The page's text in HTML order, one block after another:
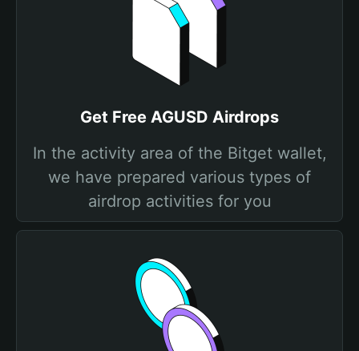
Get Free AGUSD Airdrops
In the activity area of the Bitget wallet,
we have prepared various types of
airdrop activities for you